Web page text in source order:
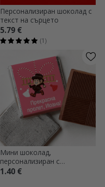
Персонализиран шоколад с
текст на сърцето
5.79 €
(1)
Мини шоколад,
персонализиран с
фотография и цветно
1.40 €